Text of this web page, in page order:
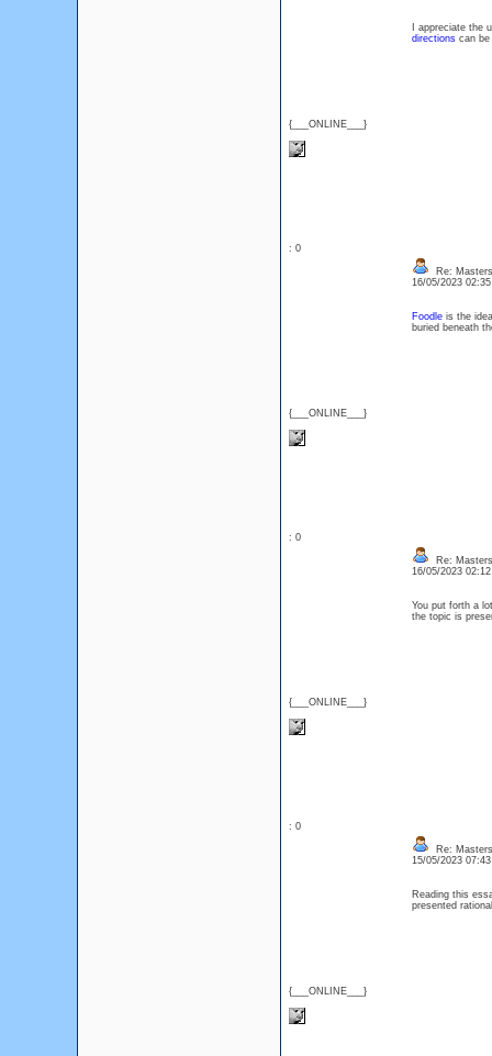
{___ONLINE___}
I appreciate the
directionscan be
: 0
{___ONLINE___}
Re:
16/05/2023
Foodleis the
buried beneath
: 0
{___ONLINE___}
Re:
16/05/2023
You put forth a
the topic is
: 0
{___ONLINE___}
Re:
15/05/2023
Reading this
presented